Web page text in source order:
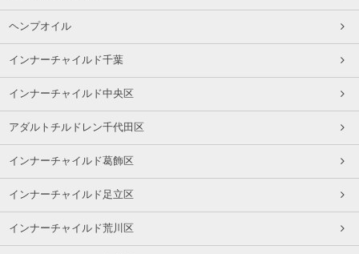
ヘンプオイル
インナーチャイルド千葉
インナーチャイルド中央区
アダルトチルドレン千代田区
インナーチャイルド葛飾区
インナーチャイルド足立区
インナーチャイルド荒川区